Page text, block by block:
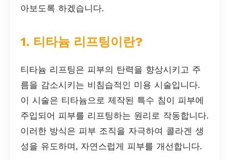
아보도록 하겠습니다.
1. 티타늄 리프팅이란?
티타늄 리프팅은 피부의 탄력을 향상시키고 주
름을 감소시키는 비침습적인 미용 시술입니다.
이 시술은 티타늄으로 제작된 특수 침이 피부에
주입되어 피부를 리프팅하는 원리로 작동합니다.
이러한 방식은 피부 조직을 자극하여 콜라겐 생
성을 유도하며, 자연스럽게 피부를 개선합니다.